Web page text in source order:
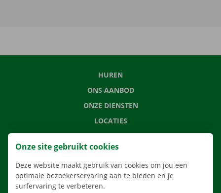
HUREN
ONS AANBOD
ONZE DIENSTEN
LOCATIES
APP
VERHUISOPLOSSINGEN
Onze site gebruikt cookies
Deze website maakt gebruik van cookies om jou een
optimale bezoekerservaring aan te bieden en je
surfervaring te verbeteren.